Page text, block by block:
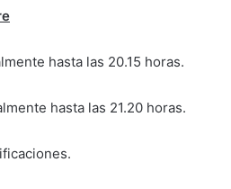
hasta las 20.15 horas.
hasta las 21.20 horas.